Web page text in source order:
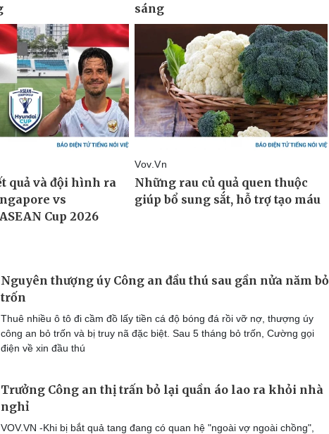
Nguyên thượng úy Công an đầu thú sau gần nửa năm bỏ
trốn
Thuê nhiều ô tô đi cầm đồ lấy tiền cá độ bóng đá rồi vỡ nợ, thượng úy
công an bỏ trốn và bị truy nã đặc biệt. Sau 5 tháng bỏ trốn, Cường gọi
điện về xin đầu thú
Trưởng Công an thị trấn bỏ lại quần áo lao ra khỏi nhà
nghỉ
VOV.VN -Khi bị bắt quả tang đang có quan hệ "ngoài vợ ngoài chồng",